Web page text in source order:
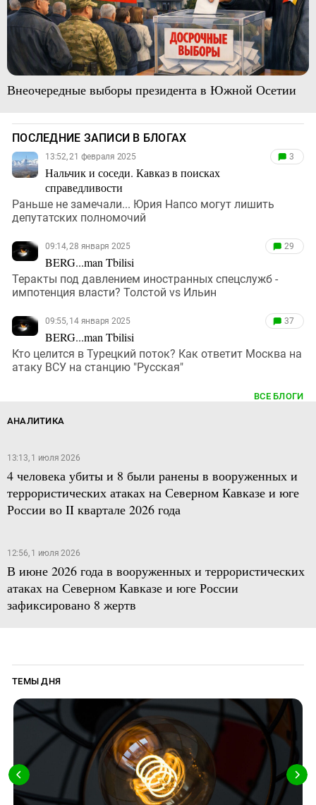
Внеочередные выборы президента в Южной Осетии
ПОСЛЕДНИЕ ЗАПИСИ В БЛОГАХ
13:52, 21 февраля 2025
Нальчик и соседи. Кавказ в поисках
справедливости
3
Раньше не замечали... Юрия Напсо могут лишить
депутатских полномочий
09:14, 28 января 2025
BERG...man Tbilisi
29
Теракты под давлением иностранных спецслужб -
импотенция власти? Толстой vs Ильин
09:55, 14 января 2025
BERG...man Tbilisi
37
Кто целится в Турецкий поток? Как ответит Москва на
атаку ВСУ на станцию "Русская"
ВСЕ БЛОГИ
АНАЛИТИКА
13:13, 1 июля 2026
4 человека убиты и 8 были ранены в вооруженных и
террористических атаках на Северном Кавказе и юге
России во II квартале 2026 года
12:56, 1 июля 2026
В июне 2026 года в вооруженных и террористических
атаках на Северном Кавказе и юге России
зафиксировано 8 жертв
ТЕМЫ ДНЯ